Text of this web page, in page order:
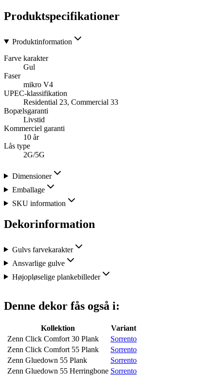
Produktspecifikationer
Produktinformation
Farve karakter
Gul
Faser
mikro V4
UPEC-klassifikation
Residential 23, Commercial 33
Bopælsgaranti
Livstid
Kommerciel garanti
10 år
Lås type
2G/5G
Dimensioner
Emballage
SKU information
Dekorinformation
Gulvs farvekarakter
Ansvarlige gulve
Højopløselige plankebilleder
Denne dekor fås også i:
Kollektion
Variant
Zenn Click Comfort 30 Plank
Sorrento
Zenn Click Comfort 55 Plank
Sorrento
Zenn Gluedown 55 Plank
Sorrento
Zenn Gluedown 55 Herringbone Sorrento